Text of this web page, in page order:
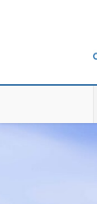
ツ
移
シ
ン